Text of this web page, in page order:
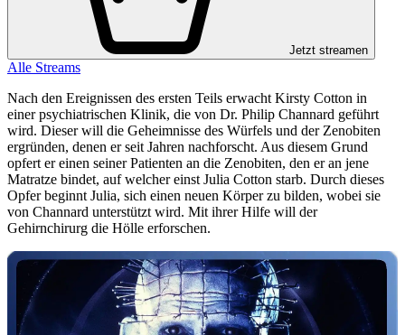
Jetzt streamen
Alle Streams
Nach den Ereignissen des ersten Teils erwacht Kirsty Cotton in
einer psychiatrischen Klinik, die von Dr. Philip Channard geführt
wird. Dieser will die Geheimnisse des Würfels und der Zenobiten
ergründen, denen er seit Jahren nachforscht. Aus diesem Grund
opfert er einen seiner Patienten an die Zenobiten, den er an jene
Matratze bindet, auf welcher einst Julia Cotton starb. Durch dieses
Opfer beginnt Julia, sich einen neuen Körper zu bilden, wobei sie
von Channard unterstützt wird. Mit ihrer Hilfe will der
Gehirnchirurg die Hölle erforschen.